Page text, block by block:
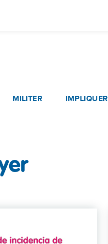
MILITER IMPLIQUER